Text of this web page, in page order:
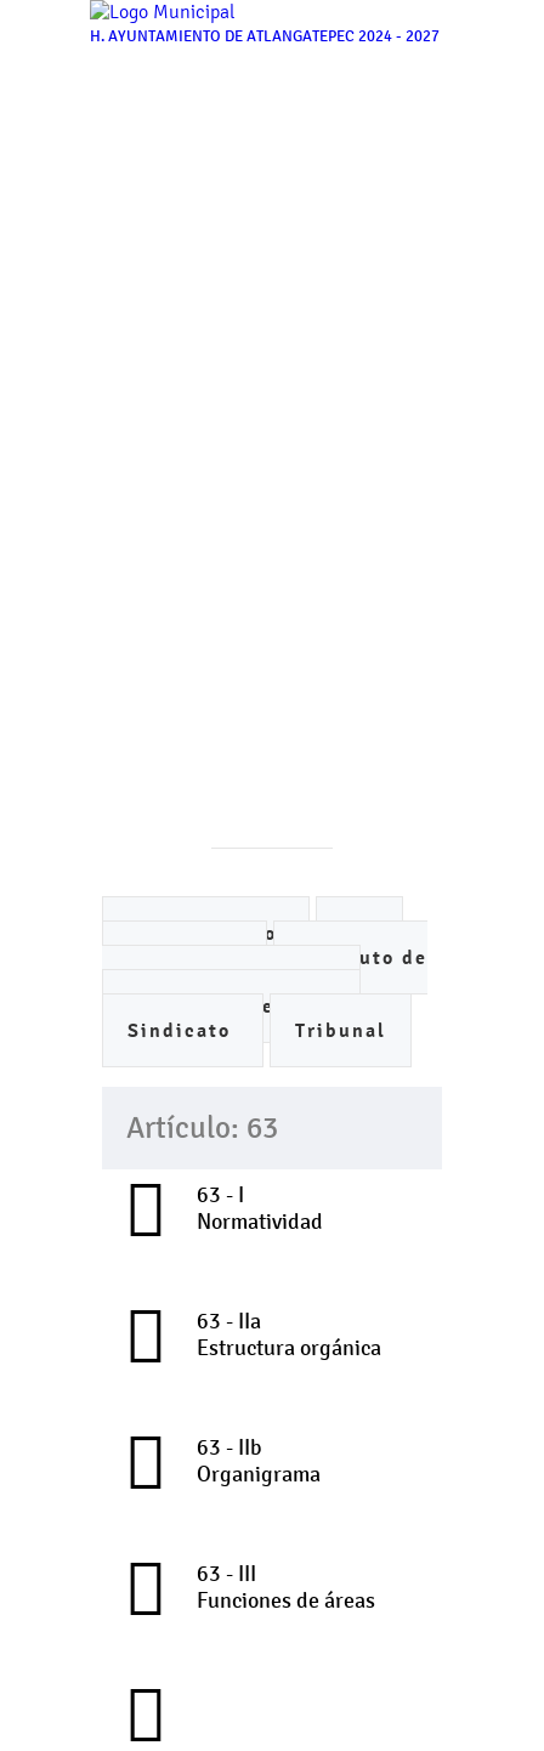
H. AYUNTAMIENTO DE ATLANGATEPEC 2024 - 2027
Ayuntamiento
Instituto de
Organismo de Agua
Sindicato
Tribunal
Artículo: 63
63 - I
Normatividad
63 - IIa
Estructura orgánica
63 - IIb
Organigrama
63 - III
Funciones de áreas